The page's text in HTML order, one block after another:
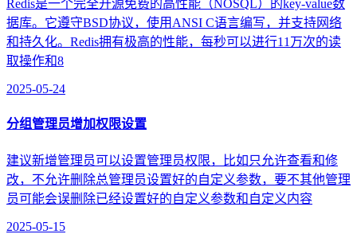
Redis是一个完全开源免费的高性能（NOSQL）的key-value数
据库。它遵守BSD协议，使用ANSI C语言编写，并支持网络
和持久化。Redis拥有极高的性能，每秒可以进行11万次的读
取操作和8
2025-05-24
分组管理员增加权限设置
建议新增管理员可以设置管理员权限，比如只允许查看和修
改，不允许删除总管理员设置好的自定义参数，要不其他管理
员可能会误删除已经设置好的自定义参数和自定义内容
2025-05-15